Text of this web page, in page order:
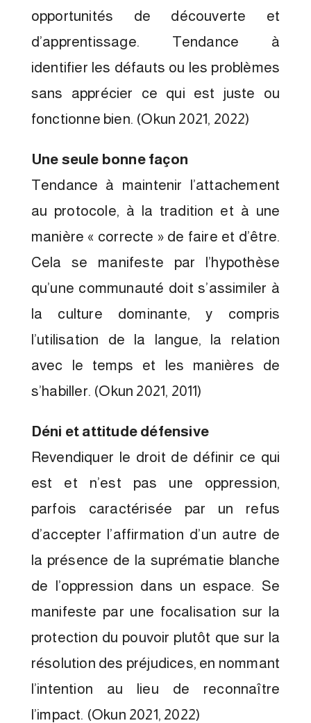
opportunités de découverte et
d’apprentissage. Tendance à
identifier les défauts ou les problèmes
sans apprécier ce qui est juste ou
fonctionne bien. (Okun 2021, 2022)
Une seule bonne façon
Tendance à maintenir l’attachement
au protocole, à la tradition et à une
manière « correcte » de faire et d’être.
Cela se manifeste par l’hypothèse
qu’une communauté doit s’assimiler à
la culture dominante, y compris
l’utilisation de la langue, la relation
avec le temps et les manières de
s’habiller. (Okun 2021, 2011)
Déni et attitude défensive
Revendiquer le droit de définir ce qui
est et n’est pas une oppression,
parfois caractérisée par un refus
d’accepter l’affirmation d’un autre de
la présence de la suprématie blanche
de l’oppression dans un espace. Se
manifeste par une focalisation sur la
protection du pouvoir plutôt que sur la
résolution des préjudices, en nommant
l’intention au lieu de reconnaître
l’impact. (Okun 2021, 2022)